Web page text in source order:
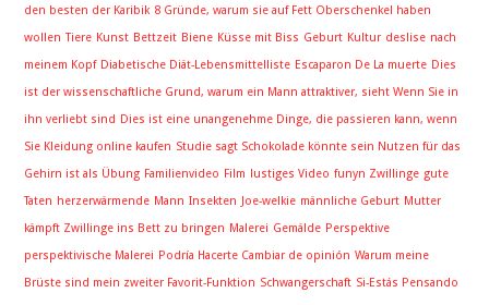
den besten der Karibik 8 Gründe, warum sie auf Fett Oberschenkel haben
wollen Tiere Kunst Bettzeit Biene Küsse mit Biss Geburt Kultur deslise nach
meinem Kopf Diabetische Diät-Lebensmittelliste Escaparon De La muerte Dies
ist der wissenschaftliche Grund, warum ein Mann attraktiver, sieht Wenn Sie in
ihn verliebt sind Dies ist eine unangenehme Dinge, die passieren kann, wenn
Sie Kleidung online kaufen Studie sagt Schokolade könnte sein Nutzen für das
Gehirn ist als Übung Familienvideo Film lustiges Video funyn Zwillinge gute
Taten herzerwärmende Mann Insekten Joe-welkie männliche Geburt Mutter
kämpft Zwillinge ins Bett zu bringen Malerei Gemälde Perspektive
perspektivische Malerei Podría Hacerte Cambiar de opinión Warum meine
Brüste sind mein zweiter Favorit-Funktion Schwangerschaft Si-Estás Pensando